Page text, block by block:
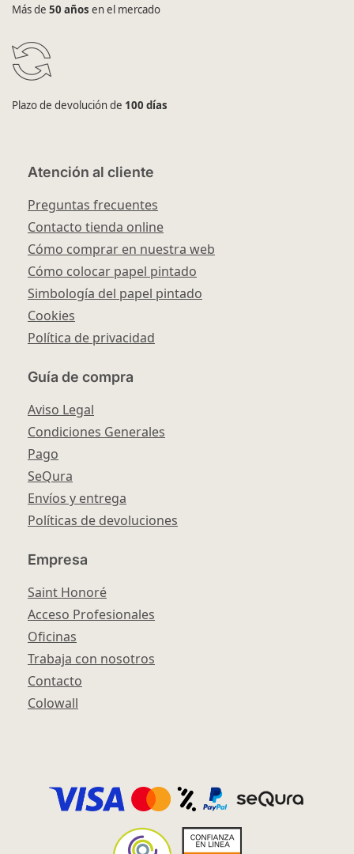
Más de 50 años en el mercado
Plazo de devolución de 100 días
Atención al cliente
Preguntas frecuentes
Contacto tienda online
Cómo comprar en nuestra web
Cómo colocar papel pintado
Simbología del papel pintado
Cookies
Política de privacidad
Guía de compra
Aviso Legal
Condiciones Generales
Pago
SeQura
Envíos y entrega
Políticas de devoluciones
Empresa
Saint Honoré
Acceso Profesionales
Oficinas
Trabaja con nosotros
Contacto
Colowall